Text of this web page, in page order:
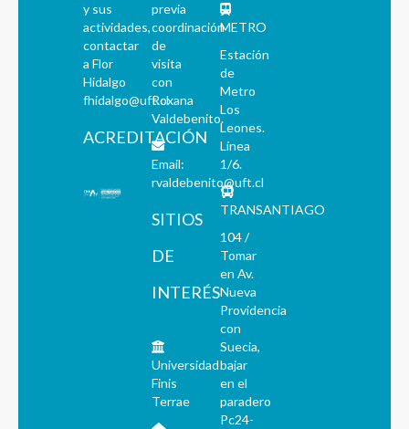
y sus
actividades,
contactar
a Flor
Hidalgo
fhidalgo@uft.cl
ACREDITACIÓN
previa
coordinación
de
visita
con
Roxana
Valdebenito.
Email:
rvaldebenito@uft.cl
SITIOS
DE
INTERÉS
Universidad
Finis
Terrae
METRO
Estación
de
Metro
Los
Leones.
Línea
1/6.
TRANSANTIAGO
104 /
Tomar
en Av.
Nueva
Providencia
con
Suecia,
bajar
en el
paradero
Pc24-